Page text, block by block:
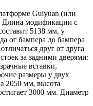
Guiyuan (или
Длина модификации с
5138 мм, у
от бампера до бампера
друг от друга
за задними дверями:
вставки,
размеры у двух
2050 мм, высота
3000 мм. Диаметр